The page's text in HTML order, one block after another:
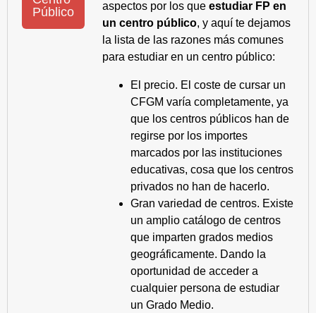
Público
aspectos por los que estudiar FP en
un centro público, y aquí te dejamos
la lista de las razones más comunes
para estudiar en un centro público:
El precio. El coste de cursar un
CFGM varía completamente, ya
que los centros públicos han de
regirse por los importes
marcados por las instituciones
educativas, cosa que los centros
privados no han de hacerlo.
Gran variedad de centros. Existe
un amplio catálogo de centros
que imparten grados medios
geográficamente. Dando la
oportunidad de acceder a
cualquier persona de estudiar
un Grado Medio.